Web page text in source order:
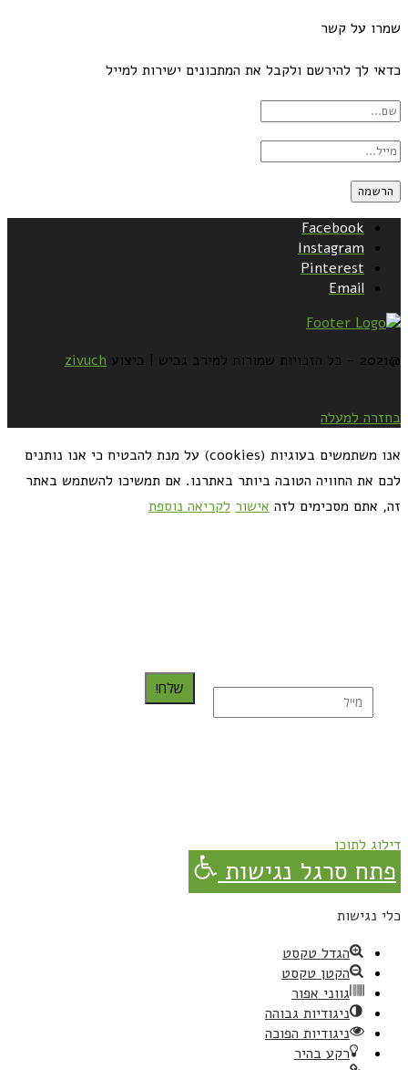
שמרו על קשר
כדאי לך להירשם ולקבל את המתכונים ישירות למייל
Facebook
Instagram
Pinterest
Email
@2021 - כל הזכויות שמורות למירב גביש | ביצוע zivuch
בחזרה למעלה
אנו משתמשים בעוגיות (cookies) על מנת להבטיח כי אנו נותנים
לכם את החוויה הטובה ביותר באתרנו. אם תמשיכו להשתמש באתר
זה, אתם מסכימים לזה אישור לקריאה נוספת
שלח!
דילוג לתוכן
פתח סרגל נגישות
כלי נגישות
הגדל טקסט
הקטן טקסט
גווני אפור
ניגודיות גבוהה
ניגודיות הפוכה
רקע בהיר